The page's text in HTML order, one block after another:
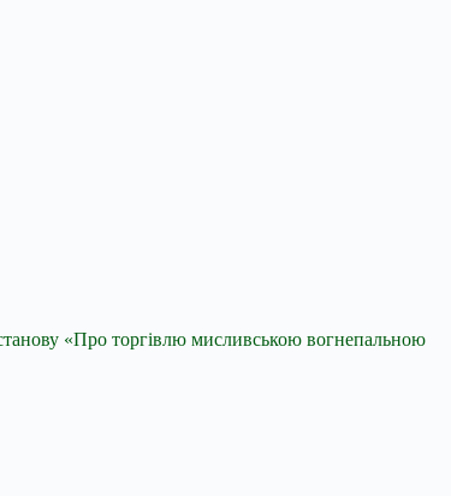
«Про торгівлю мисливською вогнепальною